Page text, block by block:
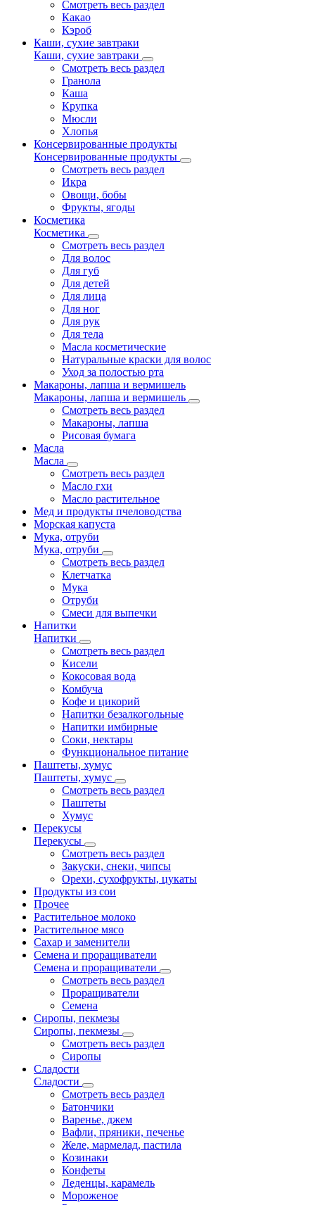
Смотреть весь раздел
Какао
Кэроб
Каши, сухие завтраки
Каши, сухие завтраки
Смотреть весь раздел
Гранола
Каша
Крупка
Мюсли
Хлопья
Консервированные продукты
Консервированные продукты
Смотреть весь раздел
Икра
Овощи, бобы
Фрукты, ягоды
Косметика
Косметика
Смотреть весь раздел
Для волос
Для губ
Для детей
Для лица
Для ног
Для рук
Для тела
Масла косметические
Натуральные краски для волос
Уход за полостью рта
Макароны, лапша и вермишель
Макароны, лапша и вермишель
Смотреть весь раздел
Макароны, лапша
Рисовая бумага
Масла
Масла
Смотреть весь раздел
Масло гхи
Масло растительное
Мед и продукты пчеловодства
Морская капуста
Мука, отруби
Мука, отруби
Смотреть весь раздел
Клетчатка
Мука
Отруби
Смеси для выпечки
Напитки
Напитки
Смотреть весь раздел
Кисели
Кокосовая вода
Комбуча
Кофе и цикорий
Напитки безалкогольные
Напитки имбирные
Соки, нектары
Функциональное питание
Паштеты, хумус
Паштеты, хумус
Смотреть весь раздел
Паштеты
Хумус
Перекусы
Перекусы
Смотреть весь раздел
Закуски, снеки, чипсы
Орехи, сухофрукты, цукаты
Продукты из сои
Прочее
Растительное молоко
Растительное мясо
Сахар и заменители
Семена и проращиватели
Семена и проращиватели
Смотреть весь раздел
Проращиватели
Семена
Сиропы, пекмезы
Сиропы, пекмезы
Смотреть весь раздел
Сиропы
Сладости
Сладости
Смотреть весь раздел
Батончики
Варенье, джем
Вафли, пряники, печенье
Желе, мармелад, пастила
Козинаки
Конфеты
Леденцы, карамель
Мороженое